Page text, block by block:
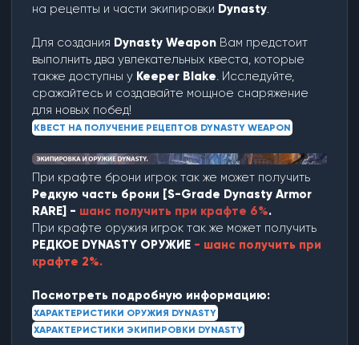
на рецепты и части экипировки Dynasty.
Для создания Dynasty Weapon Вам предстоит
выполнить два увлекательных квеста, которые
также доступны у Keeper Blake. Исследуйте,
сражайтесь и создавайте мощное снаряжение
для новых побед!
КВЕСТ НА ПОЛУЧЕНИЕ РЕЦЕПТОВ DYNASTY WEAPON
При крафте брони игрок так же может получить
Редкую часть брони [S-Grade Dynasty Armor
RARE] - шанс получить при крафте 6%.
При крафте оружия игрок так же может получить
РЕДКОЕ DYNASTY ОРУЖИЕ - шанс получить при
крафте 2%.
Посмотреть подробную информацию:
ХАРАКТЕРИСТИКИ ОРУЖИЯ DYNASTY
ХАРАКТЕРИСТИКИ ЭКИПИРОВКИ DYNASTY